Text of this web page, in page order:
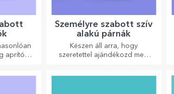
aprítók
Személyre szabott szív
alakú párnák
Készen áll arra, hogy
szeretettel ajándékozd meg